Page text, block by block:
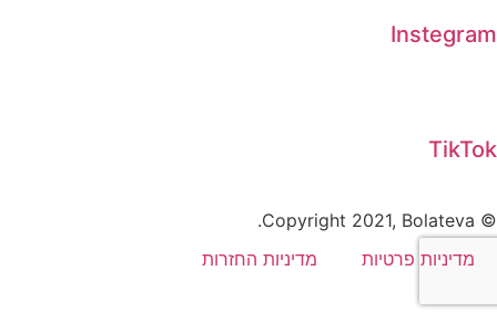
Instegram
TikTok
© Copyright 2021, Bolateva.
מדיניות פרטיות
מדיניות החזרות